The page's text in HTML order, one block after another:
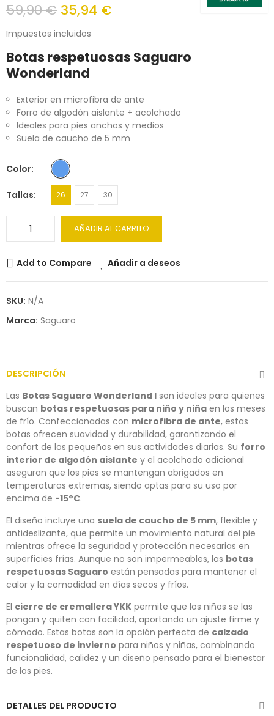
59,90 € 35,94 €
Impuestos incluidos
Botas respetuosas Saguaro
Wonderland
Exterior en microfibra de ante
Forro de algodón aislante + acolchado
Ideales para pies anchos y medios
Suela de caucho de 5 mm
Color
Tallas 26 27 30
AÑADIR AL CARRITO
Add to Compare Añadir a deseos
SKU: N/A
Marca: Saguaro
DESCRIPCIÓN
Las Botas Saguaro Wonderland I son ideales para quienes
buscan botas respetuosas para niño y niña en los meses
de frío. Confeccionadas con microfibra de ante, estas
botas ofrecen suavidad y durabilidad, garantizando el
confort de los pequeños en sus actividades diarias. Su forro
interior de algodón aislante y el acolchado adicional
aseguran que los pies se mantengan abrigados en
temperaturas extremas, siendo aptas para su uso por
encima de -15°C.
El diseño incluye una suela de caucho de 5 mm, flexible y
antideslizante, que permite un movimiento natural del pie
mientras ofrece la seguridad y protección necesarias en
superficies frías. Aunque no son impermeables, las botas
respetuosas Saguaro están pensadas para mantener el
calor y la comodidad en días secos y fríos.
El cierre de cremallera YKK permite que los niños se las
pongan y quiten con facilidad, aportando un ajuste firme y
cómodo. Estas botas son la opción perfecta de calzado
respetuoso de invierno para niños y niñas, combinando
funcionalidad, calidez y un diseño pensado para el bienestar
de los pies.
DETALLES DEL PRODUCTO